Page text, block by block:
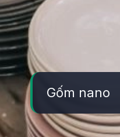
Gốm nano